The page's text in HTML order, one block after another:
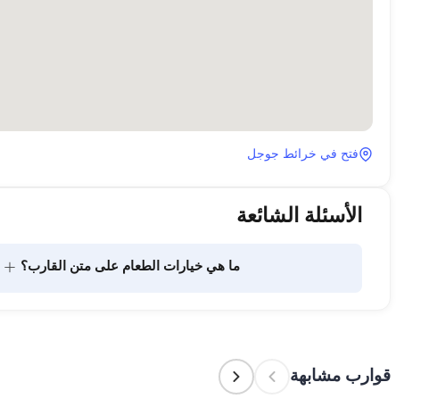
فتح في خرائط جوجل
الأسئلة الشائعة
ما هي خيارات الطعام على متن القارب؟ +
قوارب مشابهة